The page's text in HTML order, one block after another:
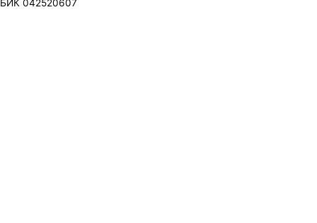
БИК 042520607